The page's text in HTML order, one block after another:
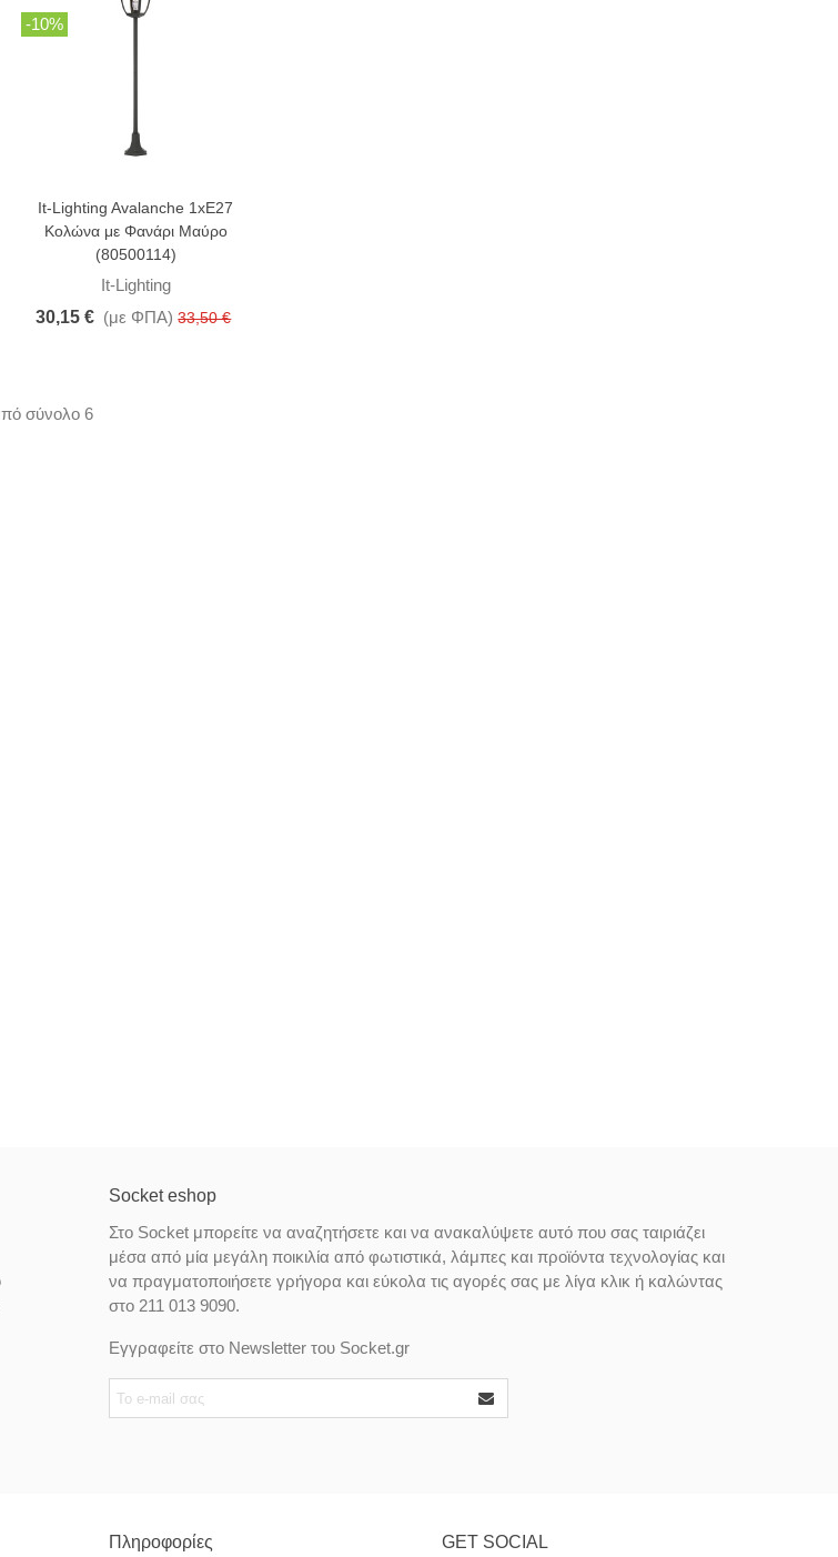
-10%
It-Lighting Avalanche 1xE27
Κολώνα με Φανάρι Μαύρο
(80500114)
It-Lighting
30,15 € (με ΦΠΑ) 33,50 €
σύνολο 6
Socket eshop
Στο Socket μπορείτε να αναζητήσετε και να ανακαλύψετε αυτό που σας ταιριάζει
μέσα από μία μεγάλη ποικιλία από φωτιστικά, λάμπες και προϊόντα τεχνολογίας και
να πραγματοποιήσετε γρήγορα και εύκολα τις αγορές σας με λίγα κλικ ή καλώντας
στο 211 013 9090.
Εγγραφείτε στο Newsletter του Socket.gr
Πληροφορίες GET SOCIAL